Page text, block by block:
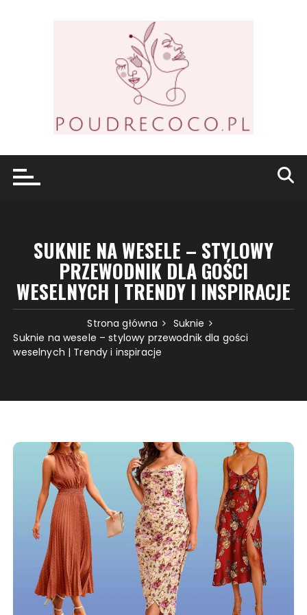
SUKNIE NA WESELE – STYLOWY
PRZEWODNIK DLA GOŚCI
WESELNYCH | TRENDY I INSPIRACJE
Strona główna
Suknie
Suknie na wesele – stylowy przewodnik dla gości
weselnych | Trendy i inspiracje